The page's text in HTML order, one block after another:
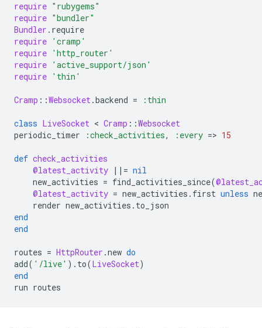
require "rubygems"
require "bundler"
Bundler . require
require 'cramp'
require 'http_router'
require 'active_support/json'
require 'thin'
Cramp ::Websocket.backend = :thin
class LiveSocket < Cramp ::Websocket
periodic_timer
:check_activities, :every => 15
def check_activities
@latest_activity ||= nil
new_activities = find_activities_since(
@latest_activity = new_activities . first unless
render new_activities . to_json
end
end
routes = HttpRouter .new do
add( '/live' ) . to(LiveSocket)
end
run routes